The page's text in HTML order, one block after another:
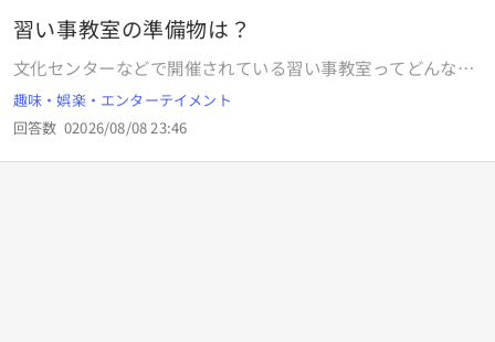
たったら言ってたじゃん」と言いましたが奪われて写真撮ら
れて交換に出されました 友人が「協力してくれるっていった
でしょ？」と言われたので諦めたのですがモヤモヤがのこり
ます なんともいえない感情ですが、みなさんもこう言う人が
いた場合、どう言えば、もしくはどう対処すればよかったん
でしょうか？
コースでヨーイドンで何の不利も邪魔も無く実力勝負する方
が分かりやすいと思いませんか？
習い事教室の準備物は？
文化センターなどで開催されている習い事教室ってどんな感
じですか。 行ってみようかなと思いチラシを見たのですが、
そこの着付け教室はなんだか用意するものが多くて。 綿とか
ガーゼ3メーターとか、あとで使えそうもないものに数千円
も使うのはちょっと・・・ 料理だとエプロンや三角巾、あと
趣味・娯楽・エンターテイメント
回答数 02026/08/08 23:46